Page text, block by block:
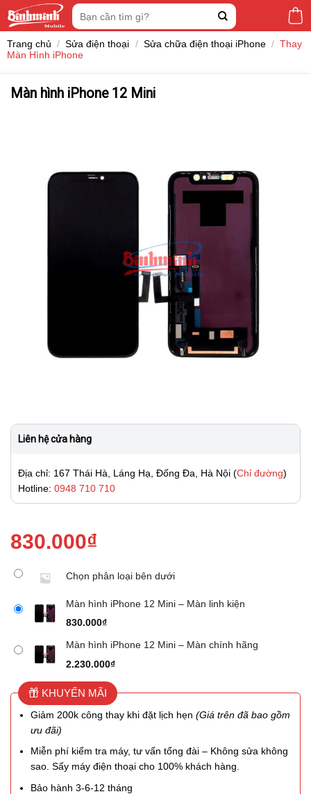
Tìm
kiếm:
Trang chủ / Sửa điện thoại / Sửa chữa điện thoại iPhone / Thay
Màn Hình iPhone
Màn hình iPhone 12 Mini
Liên hệ cửa hàng
Địa chỉ: 167 Thái Hà, Láng Hạ, Đống Đa, Hà Nội (Chỉ đường)
Hotline: 0948 710 710
830.000₫
Chọn phân loại bên dưới
Màn hình iPhone 12 Mini – Màn linh kiện
830.000₫
Màn hình iPhone 12 Mini – Màn chính hãng
2.230.000₫
KHUYẾN MÃI
Giảm 200k công thay khi đặt lịch hẹn(Giá trên đã bao gồm
ưu đãi)
Miễn phí kiểm tra máy, tư vấn tổng đài – Không sửa không
sao. Sấy máy điện thoại cho 100% khách hàng.
Bảo hành 3-6-12 tháng